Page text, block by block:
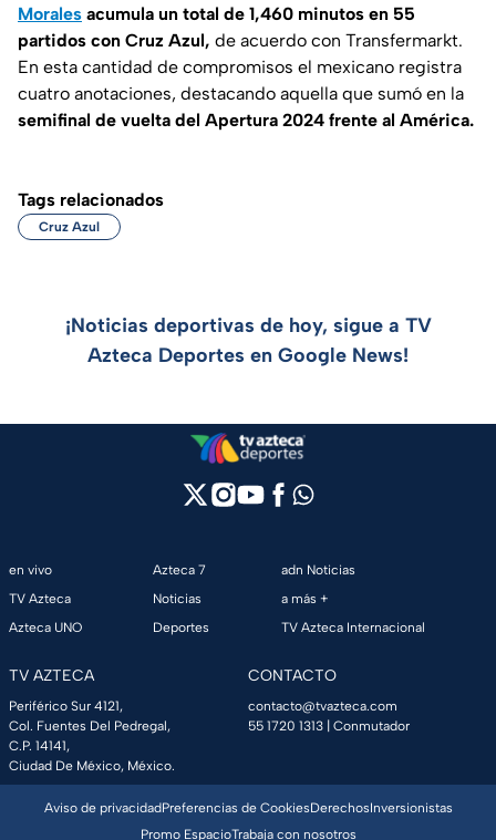
Morales acumula un total de 1,460 minutos en 55
partidos con Cruz Azul, de acuerdo con Transfermarkt.
En esta cantidad de compromisos el mexicano registra
cuatro anotaciones, destacando aquella que sumó en la
semifinal de vuelta del Apertura 2024 frente al América.
Tags relacionados
Cruz Azul
¡Noticias deportivas de hoy, sigue a TV
Azteca Deportes en Google News!
en vivo
TV Azteca
Azteca UNO
Azteca 7
Noticias
Deportes
adn Noticias
a más +
TV Azteca Internacional
TV AZTECA
Periférico Sur 4121,
Col. Fuentes Del Pedregal,
C.P. 14141,
Ciudad De México, México.
CONTACTO
contacto@tvazteca.com
55 1720 1313 | Conmutador
Aviso de privacidadPreferencias de CookiesDerechosInversionistas
Promo EspacioTrabaja con nosotros